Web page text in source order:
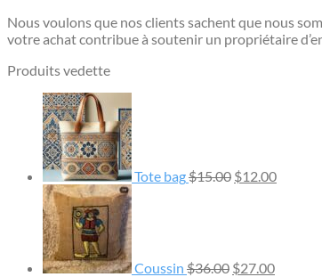
Nous voulons que nos clients sachent que nous
votre achat contribue à soutenir un propriétaire
Produits vedette
Tote bag$15.00 $15.00.
$12.00
Coussin $36.00 $36.00.
$27.00